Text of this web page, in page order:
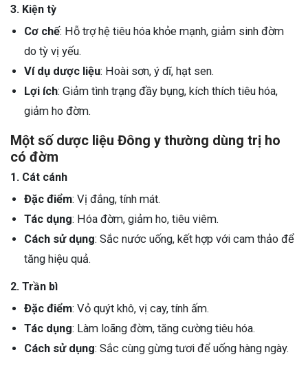
3. Kiện tỳ
Cơ chế: Hỗ trợ hệ tiêu hóa khỏe mạnh, giảm sinh đờm
do tỳ vị yếu.
Ví dụ dược liệu: Hoài sơn, ý dĩ, hạt sen.
Lợi ích: Giảm tình trạng đầy bụng, kích thích tiêu hóa,
giảm ho đờm.
Một số dược liệu Đông y thường dùng trị ho
có đờm
1. Cát cánh
Đặc điểm: Vị đắng, tính mát.
Tác dụng: Hóa đờm, giảm ho, tiêu viêm.
Cách sử dụng: Sắc nước uống, kết hợp với cam thảo để
tăng hiệu quả.
2. Trần bì
Đặc điểm: Vỏ quýt khô, vị cay, tính ấm.
Tác dụng: Làm loãng đờm, tăng cường tiêu hóa.
Cách sử dụng: Sắc cùng gừng tươi để uống hàng ngày.